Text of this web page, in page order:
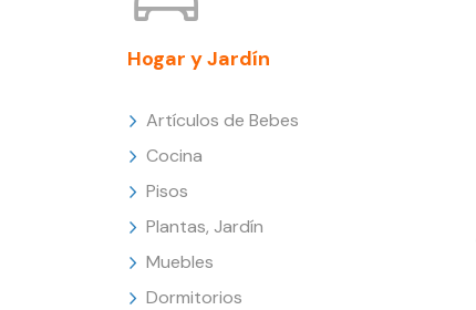
Hogar y Jardín
Artículos de Bebes
Cocina
Pisos
Plantas, Jardín
Muebles
Dormitorios